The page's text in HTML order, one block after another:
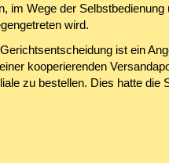
im Wege der
wird.
ist ein
kooperierenden
zu bestellen. Dies hatte die